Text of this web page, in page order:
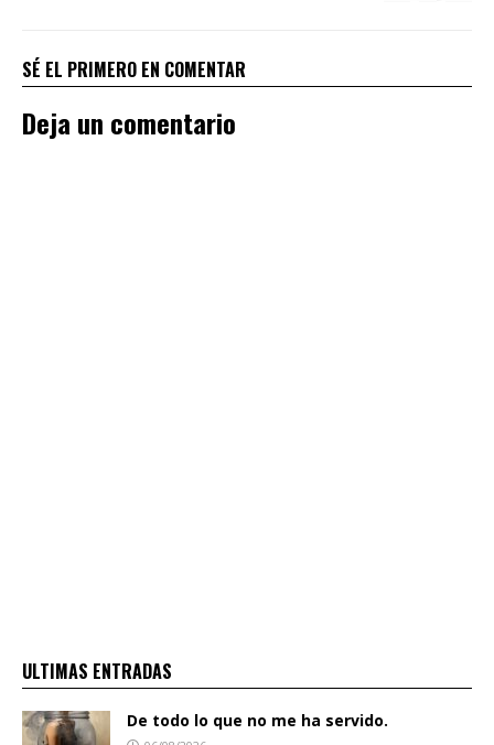
SÉ EL PRIMERO EN COMENTAR
Deja un comentario
ULTIMAS ENTRADAS
De todo lo que no me ha servido.